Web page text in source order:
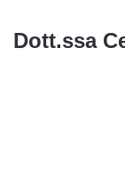
Dott.ssa